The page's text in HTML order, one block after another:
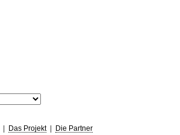
Das Projekt| Die Partner